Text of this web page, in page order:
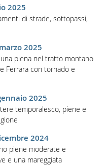
2025
di strade, sottopassi,
2025
piena nel tratto montano
Ferrara con tornado e
2025
temporalesco, piene e
2024
piene moderate e
e una mareggiata